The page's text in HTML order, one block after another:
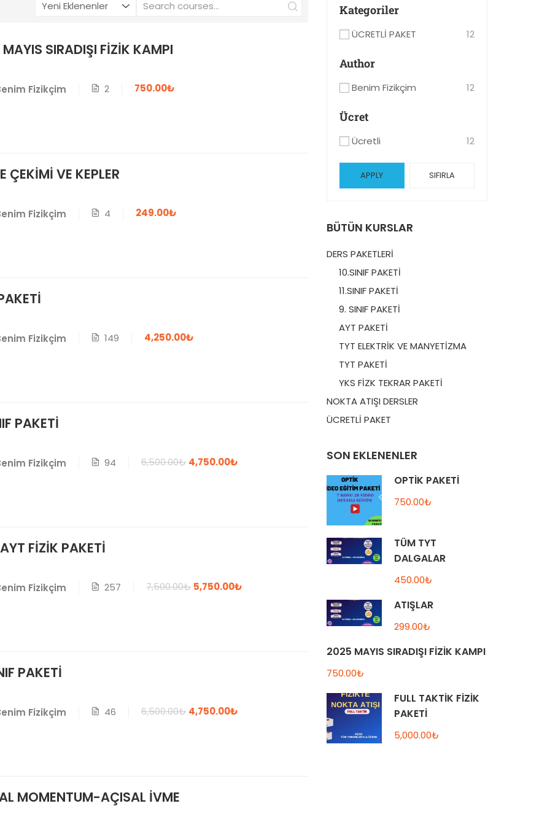
SIRADIŞI FİZİK KAMPI
Fizikçim 2 750.00₺
ÇEKİMİ VE KEPLER
Fizikçim 4 249.00₺
Fizikçim 149 4,250.00₺
PAKETİ
Fizikçim 94 6,500.00₺ 4,750.00₺
FİZİK PAKETİ
Fizikçim 257 7,500.00₺ 5,750.00₺
PAKETİ
Fizikçim 46 6,500.00₺ 4,750.00₺
MOMENTUM-AÇISAL İVME
Kategoriler
ÜCRETLİ PAKET 12
Author
Benim Fizikçim 12
Ücret
Ücretli 12
APPLY SIFIRLA
BÜTÜN KURSLAR
DERS PAKETLERİ
10.SINIF PAKETİ
11.SINIF PAKETİ
9. SINIF PAKETİ
AYT PAKETİ
TYT ELEKTRİK VE MANYETİZMA
TYT PAKETİ
YKS FİZK TEKRAR PAKETİ
NOKTA ATIŞI DERSLER
ÜCRETLİ PAKET
SON EKLENENLER
OPTİK PAKETİ
750.00₺
TÜM TYT
DALGALAR
450.00₺
ATIŞLAR
299.00₺
2025 MAYIS SIRADIŞI FİZİK KAMPI
750.00₺
FULL TAKTİK FİZİK
PAKETİ
5,000.00₺